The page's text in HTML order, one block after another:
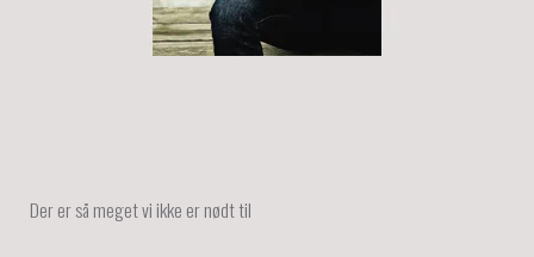
Der er så meget vi ikke er nødt til